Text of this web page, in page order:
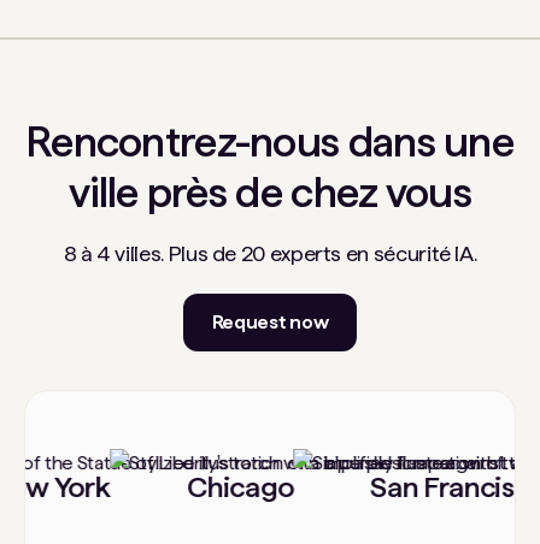
Rencontrez-nous dans une
ville près de chez vous
8 à 4 villes. Plus de 20 experts en sécurité IA.
Request now
York Chicago San Francisco